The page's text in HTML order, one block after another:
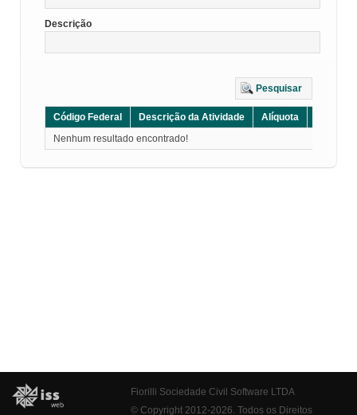
Descrição
Pesquisar
Código Federal Descrição da Atividade Alíquota
Nenhum resultado encontrado!
Fiorilli Sociedade Civil Software LTDA
© Copyright 2012-2026. Todos os Direitos